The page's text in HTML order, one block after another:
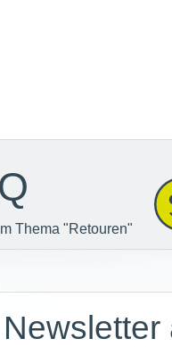
Thema "Retouren"